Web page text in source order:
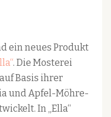
ein neues Produkt
. Die Mosterei
Basis ihrer
und Apfel-Möhre-
In „Ella“